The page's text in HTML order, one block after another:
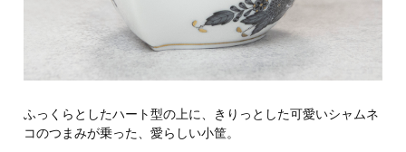
ふっくらとしたハート型の上に、きりっとした可愛いシャムネ
コのつまみが乗った、愛らしい小筐。